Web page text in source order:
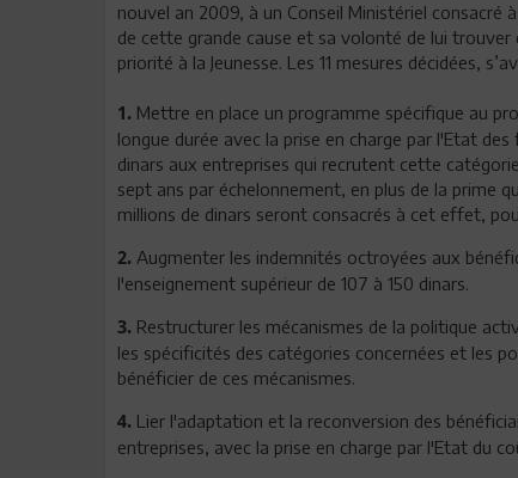
nouvel an 2009, à un Conseil Ministériel consacré
de cette grande cause et sa volonté de lui
priorité à la Jeunesse. Les 11 mesures décidées,
1. Mettre en place un programme spécifique au
longue durée avec la prise en charge par l'Etat
dinars aux entreprises qui recrutent cette
sept ans par échelonnement, en plus de la prime
millions de dinars seront consacrés à cet effet,
2. Augmenter les indemnités octroyées aux
l'enseignement supérieur de 107 à 150 dinars.
3. Restructurer les mécanismes de la politique
les spécificités des catégories concernées et les
bénéficier de ces mécanismes.
4. Lier l'adaptation et la reconversion des
entreprises, avec la prise en charge par l'Etat du